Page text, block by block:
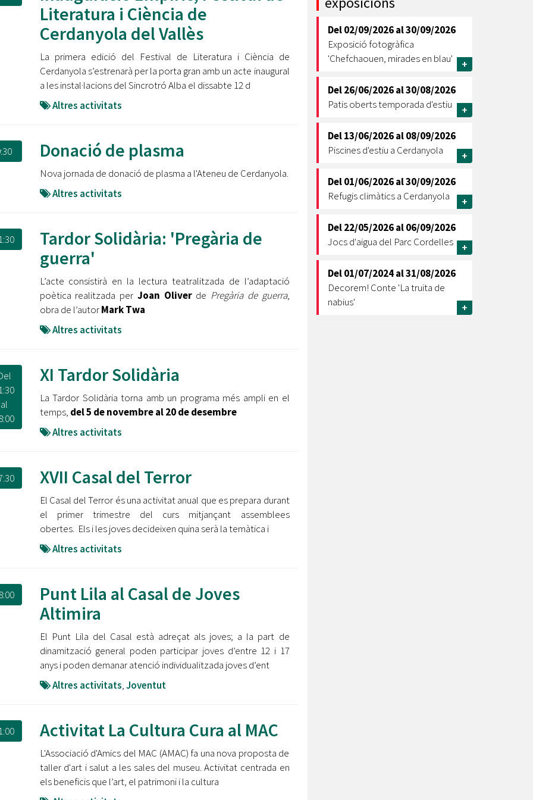
Ètica i Integritat
Retiment de Comptes
Dades Obertes
Catàleg de Serveis i Tràmits
Oberta la convocatòria d'Ajuts per a l'autoocupació
jove 2026
Cerdanyola opta a més de 5 milions d'euros del Pla de
Barris per transformar les Fontetes, Quatre Cantons i
l'entorn de l'avinguda Catalunya
tret de sortida al festival
l'eclipsi solar
Equipaments
Mercats Municipals
Webs Municipals
Literatura i Ciència de
Cerdanyola del Vallès
La primera edició del Festival de Literatura i Ciència de
Cerdanyola s’estrenarà per la porta gran amb un acte inaugural
a les instal·lacions del Sincrotró Alba el dissabte 12 d
Altres activitats
Donació de plasma
Nova jornada de donació de plasma a l'Ateneu de Cerdanyola.
Altres activitats
Tardor Solidària: 'Pregària de
guerra'
L’acte consistirà en la lectura teatralitzada de l’adaptació
poètica realitzada per Joan Oliverde Pregària de guerra,
obra de l’autorMark Twa
Altres activitats
al
XI Tardor Solidària
La Tardor Solidària torna amb un programa més ampli en el
temps, del 5 de novembre al 20 de desembre
Altres activitats
XVII Casal del Terror
El Casal del Terror és una activitat anual que es prepara durant
el primer trimestre del curs mitjançant assemblees
obertes. Els i les joves decideixen quina serà la temàtica i
Altres activitats
Punt Lila al Casal de Joves
Altimira
El Punt Lila del Casal està adreçat als joves; a la part de
dinamització general poden participar joves d’entre 12 i 17
anys i poden demanar atenció individualitzada joves d’ent
Altres activitats,Joventut
Activitat La Cultura Cura al MAC
L'Associació d'Amics del MAC (AMAC) fa una nova proposta de
taller d'art i salut a les sales del museu. Activitat centrada en
els beneficis que l’art, el patrimoni i la cultura
Del02/09/2026al30/09/2026
Exposició fotogràfica
'Chefchaouen, mirades en blau'
+
Del26/06/2026al30/08/2026
Patis oberts temporada d'estiu
+
Del13/06/2026al08/09/2026
Piscines d'estiu a Cerdanyola
+
Del01/06/2026al30/09/2026
Refugis climàtics a Cerdanyola
+
Del22/05/2026al06/09/2026
Jocs d'aigua del Parc Cordelles
+
Del01/07/2024al31/08/2026
Decorem! Conte 'La truita de
nabius'
+